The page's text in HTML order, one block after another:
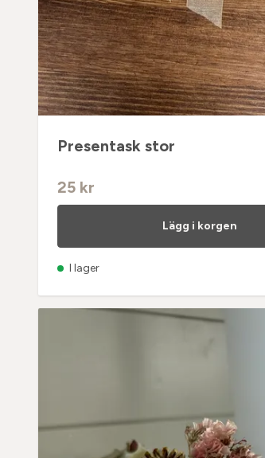
Presentask stor
25 kr
Lägg i korgen
I lager